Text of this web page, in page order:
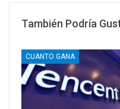
También Podría
CUANTO GANA